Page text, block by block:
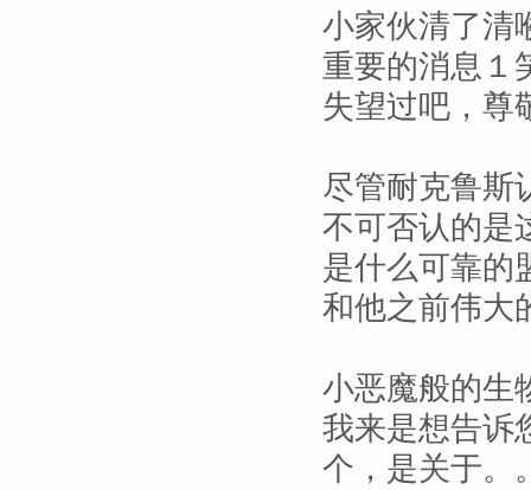
小家伙清了清
重要的消息１
失望过吧，尊
尽管耐克鲁斯
不可否认的是
是什么可靠的
和他之前伟大
小恶魔般的生
我来是想告诉
个，是关于。